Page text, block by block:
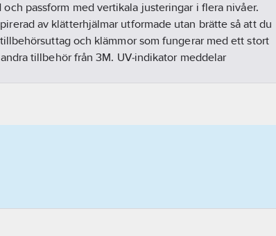
passform med vertikala justeringar i flera nivåer.
av klätterhjälmar utformade utan brätte så att du
och klämmor som fungerar med ett stort
tillbehör från 3M. UV‑indikator meddelar
för lateral deformation. UV-stabiliserat ABS.
till hörselskydden eller använd separata